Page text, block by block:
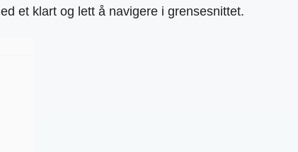
et klart og lett å navigere i grensesnittet.